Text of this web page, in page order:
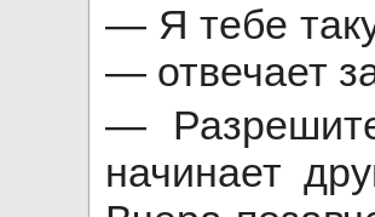
— Я тебе
— отвечает
—
начинает